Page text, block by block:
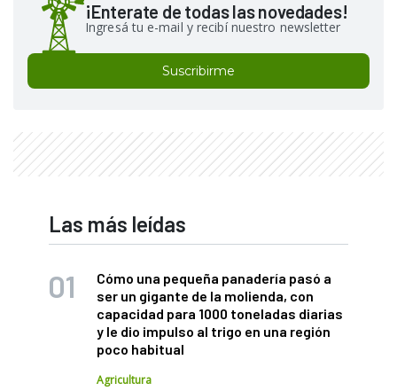
¡Enterate de todas las novedades!
Ingresá tu e-mail y recibí nuestro newsletter
Suscribirme
Las más leídas
Cómo una pequeña panadería pasó a
ser un gigante de la molienda, con
capacidad para 1000 toneladas diarias
y le dio impulso al trigo en una región
poco habitual
Agricultura